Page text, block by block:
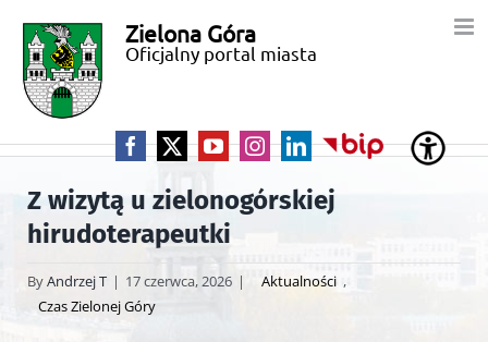
zawartości
Miasto
Zielona
Góra
Zielona Góra
Oficjalny portal miasta
Facebook
X YouTubeInstagramLinkedInBIP
Z wizytą u zielonogórskiej
hirudoterapeutki
ByAndrzej T | 17 czerwca, 2026 | Aktualności ,
Czas Zielonej Góry